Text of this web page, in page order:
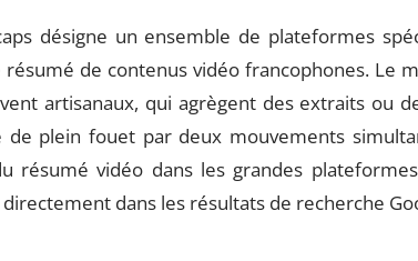
désigne un ensemble de plateformes
de contenus vidéo francophones. Le
artisanaux, qui agrègent des extraits ou
de plein fouet par deux mouvements
résumé vidéo dans les grandes
dans les résultats de recherche